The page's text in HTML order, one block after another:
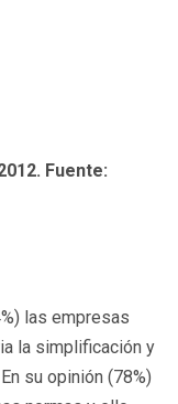
Fuente:
las empresas
la simplificación y
su opinión (78%)